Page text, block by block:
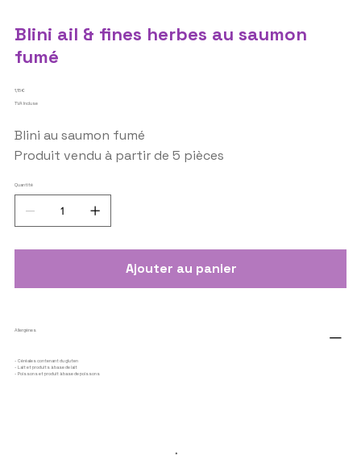
Blini ail & fines herbes au saumon
fumé
Prix
1,15 €
TVA Incluse
Blini au saumon fumé
Produit vendu à partir de 5 pièces
Quantité
Ajouter au panier
Allergènes
- Céréales contenant du gluten
- Lait et produits à base de lait
- Poissons et produit à base de poissons